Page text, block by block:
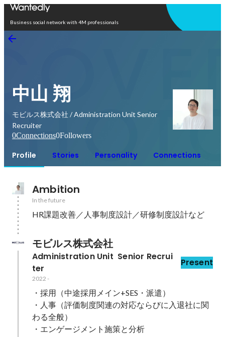
Business social network with 4M professionals
中山 翔
モビルス株式会社 / Administration Unit Senior
Recruiter
0Connections0Followers
Profile Stories Personality Connections
Ambition
In the future
HR課題改善／人事制度設計／研修制度設計など
モビルス株式会社
Administration Unit  Senior Recrui
ter
Present
2022 -
・採用（中途採用メイン+SES・派遣）
・人事（評価制度関連の対応ならびに入退社に関
わる全般）
・エンゲージメント施策と分析